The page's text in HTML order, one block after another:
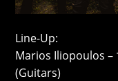
Line-Up:
Marios Iliopoulos –
(Guitars)